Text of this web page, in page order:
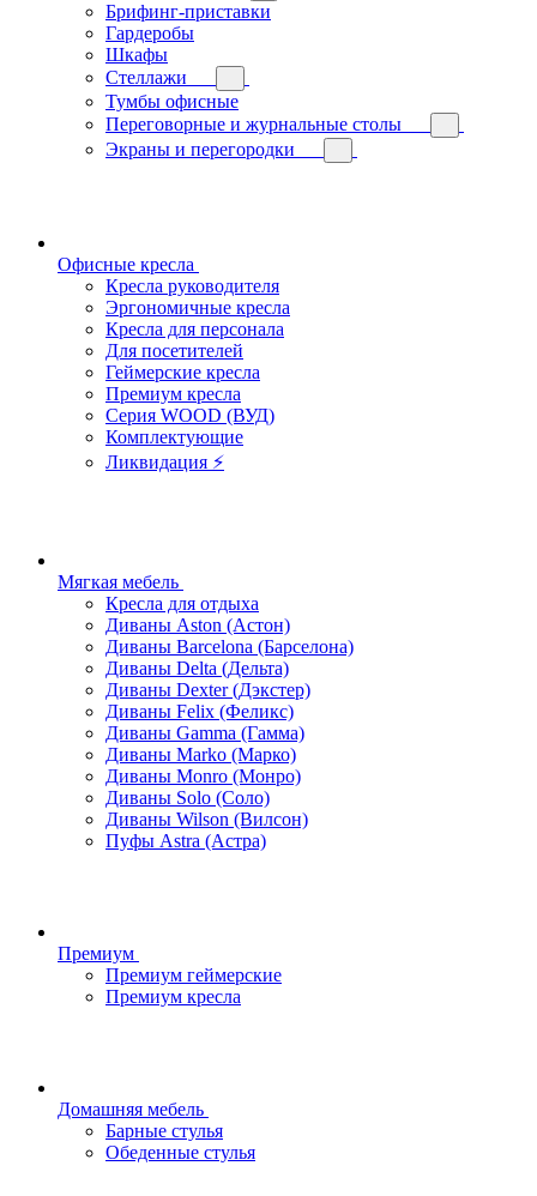
Брифинг-приставки
Гардеробы
Шкафы
Стеллажи
Тумбы офисные
Переговорные и журнальные столы
Экраны и перегородки
Офисные кресла
Кресла руководителя
Эргономичные кресла
Кресла для персонала
Для посетителей
Геймерские кресла
Премиум кресла
Серия WOOD (ВУД)
Комплектующие
Ликвидация ⚡
Мягкая мебель
Кресла для отдыха
Диваны Aston (Астон)
Диваны Barcelona (Барселона)
Диваны Delta (Дельта)
Диваны Dexter (Дэкстер)
Диваны Felix (Феликс)
Диваны Gamma (Гамма)
Диваны Marko (Марко)
Диваны Monro (Монро)
Диваны Solo (Соло)
Диваны Wilson (Вилсон)
Пуфы Astra (Астра)
Премиум
Премиум геймерские
Премиум кресла
Домашняя мебель
Барные стулья
Обеденные стулья